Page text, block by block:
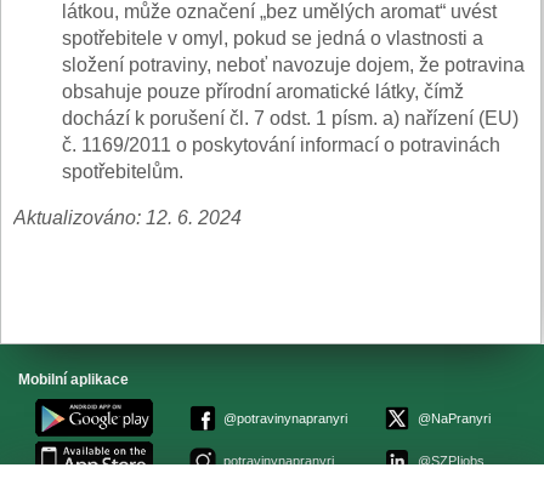
látkou, může označení „bez umělých aromat“ uvést
spotřebitele v omyl, pokud se jedná o vlastnosti a
složení potraviny, neboť navozuje dojem, že potravina
obsahuje pouze přírodní aromatické látky, čímž
dochází k porušení čl. 7 odst. 1 písm. a) nařízení (EU)
č. 1169/2011 o poskytování informací o potravinách
spotřebitelům.
Aktualizováno: 12. 6. 2024
Mobilní aplikace
@potravinynapranyri
potravinynapranyri
@NaPranyri
@SZPIjobs